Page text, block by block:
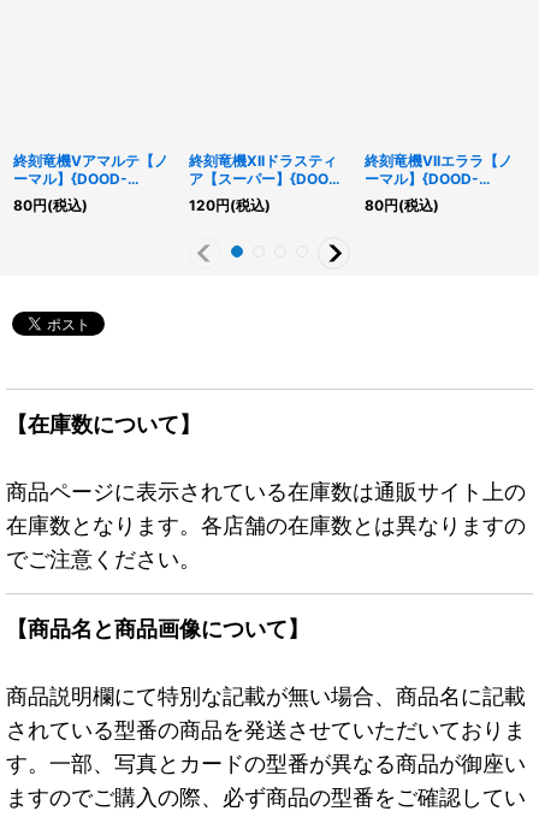
終刻竜機Vアマルテ【ノ
ーマル】{DOOD-
JP009}《モンスター》
80円(税込)
終刻竜機XIIドラスティ
ア【スーパー】{DOOD-
JP008}《モンスター》
120円(税込)
終刻竜機VIIエララ【ノ
ーマル】{DOOD-
JP010}《モンスター》
80円(税込)
【在庫数について】
商品ページに表示されている在庫数は通販サイト上の
在庫数となります。各店舗の在庫数とは異なりますの
でご注意ください。
【商品名と商品画像について】
商品説明欄にて特別な記載が無い場合、商品名に記載
されている型番の商品を発送させていただいておりま
す。一部、写真とカードの型番が異なる商品が御座い
ますのでご購入の際、必ず商品の型番をご確認してい